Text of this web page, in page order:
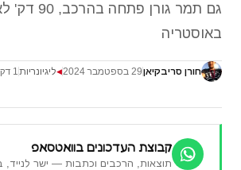
גם תמר גורן
באוסטריה
חורן סריבקיאן29 בספטמבר 2024 ◀ליגיונריות1 דק׳ קריאה
קבוצת העדכונים בוואטסאפ
תוצאות, הרכבים וכתבות — ישר לנייד,